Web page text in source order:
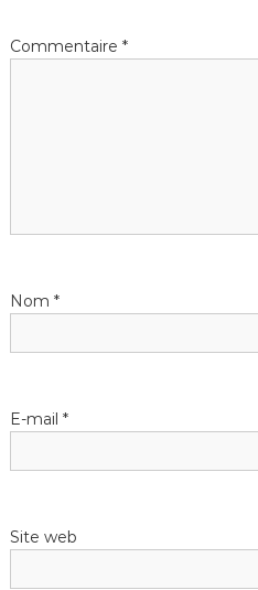
Commentaire *
Nom *
E-mail *
Site web